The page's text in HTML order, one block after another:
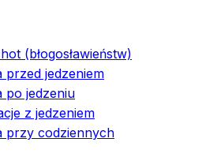
(błogosławieństw)
przed jedzeniem
po jedzeniu
z jedzeniem
przy codziennych